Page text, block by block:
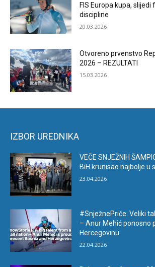
FIS Europa kupa, slijedi
discipline
20.03.2026
Otvoreno prvenstvo
2026 – REZULTATI
15.03.2026
IZBOR UREDNIKA
VEČE SNJEŽNIH
BiH krunisao najbolje u
23.04.2026
#SnježnePriče: Veliki
– Anur Mehić ponosno
Hercegovinu
22.04.2026